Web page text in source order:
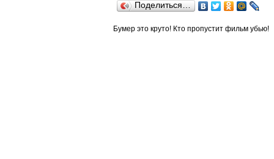
Поделиться…
Бумер это круто! Кто пропустит фильм убью!